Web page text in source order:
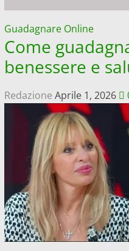
Guadagnare Online
Come
benessere e
Redazione Aprile 1, 2026